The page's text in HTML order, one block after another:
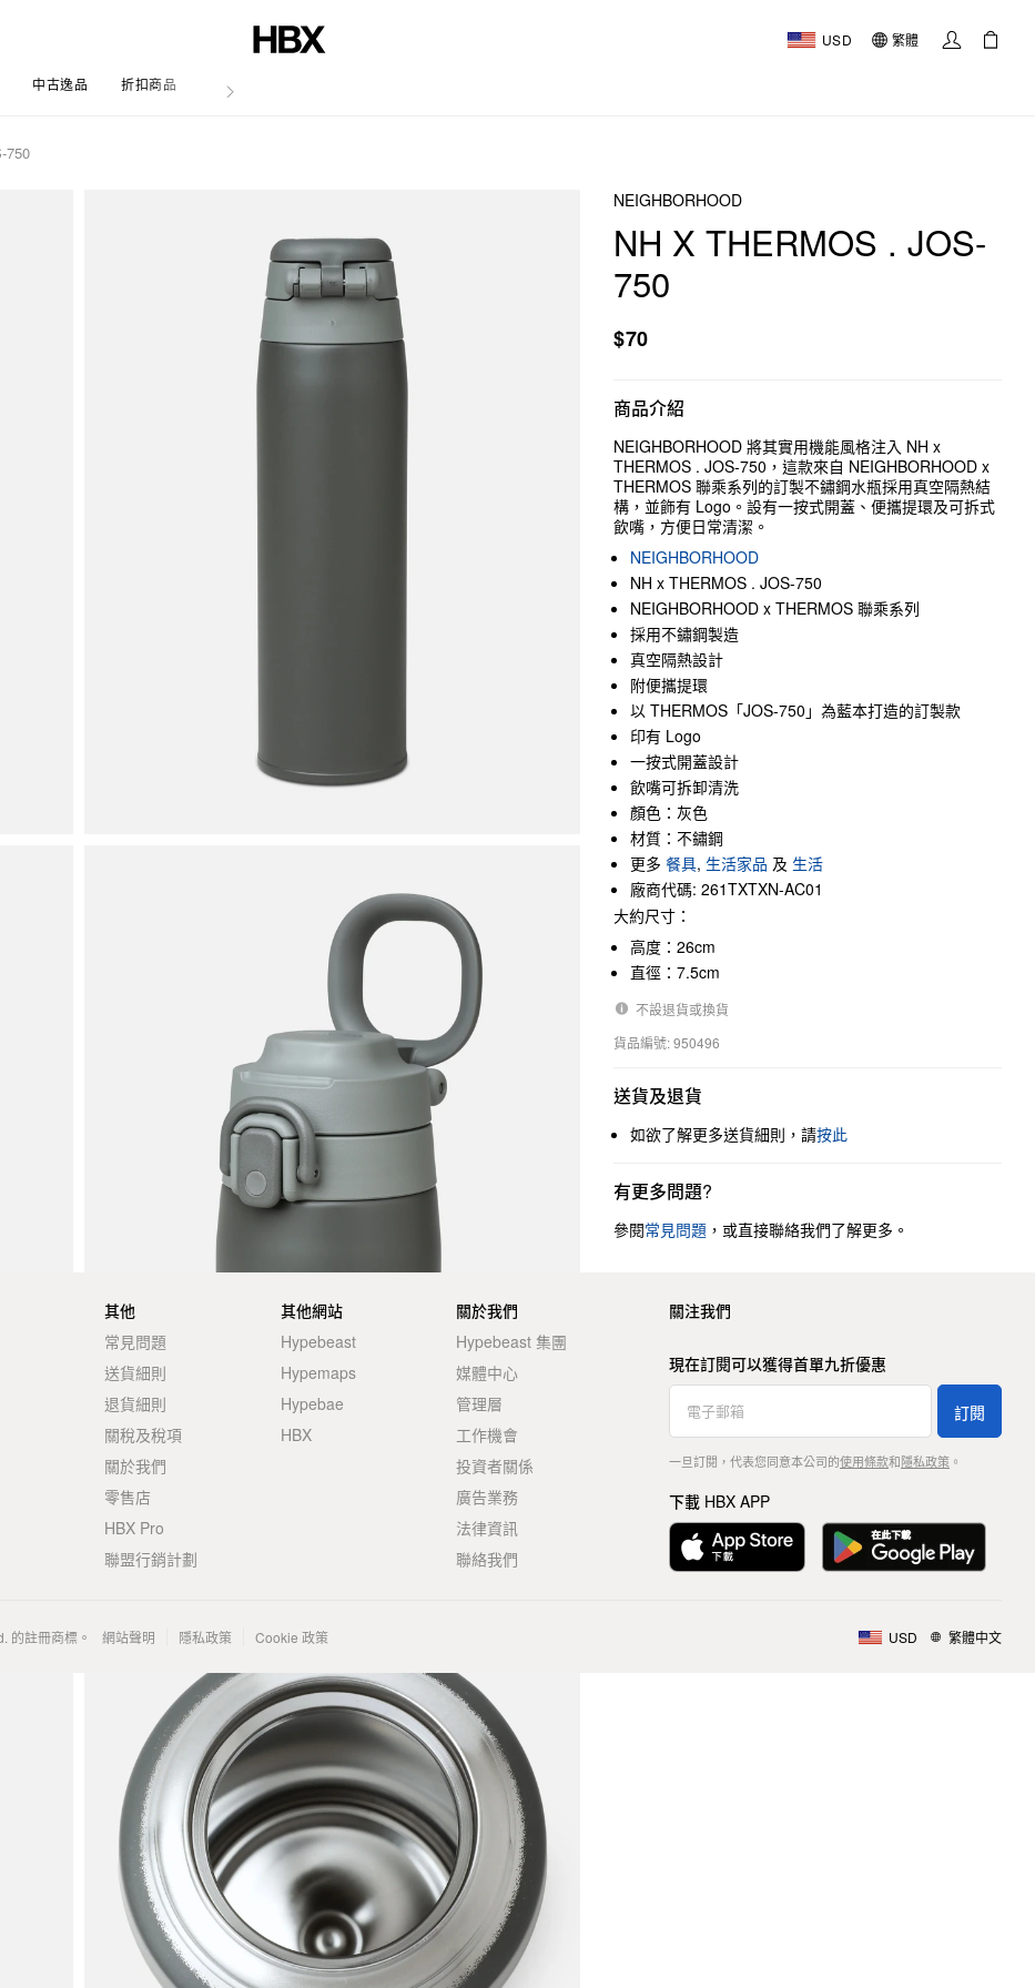
USD 繁體
中古逸品 折扣商品 文章
750
NEIGHBORHOOD
NH X THERMOS . JOS-
750
$70
商品介紹
NEIGHBORHOOD 將其實用機能風格注入 NH x
THERMOS . JOS-750，這款來自 NEIGHBORHOOD x
THERMOS 聯乘系列的訂製不鏽鋼水瓶採用真空隔熱結
構，並飾有 Logo。設有一按式開蓋、便攜提環及可拆式
飲嘴，方便日常清潔。
NEIGHBORHOOD
NH x THERMOS . JOS-750
NEIGHBORHOOD x THERMOS 聯乘系列
採用不鏽鋼製造
真空隔熱設計
附便攜提環
以 THERMOS「JOS-750」為藍本打造的訂製款
印有 Logo
一按式開蓋設計
飲嘴可拆卸清洗
顏色：灰色
材質：不鏽鋼
更多 餐具, 生活家品 及 生活
廠商代碼: 261TXTXN-AC01
大約尺寸：
高度：26cm
直徑：7.5cm
不設退貨或換貨
貨品編號: 950496
送貨及退貨
如欲了解更多送貨細則，請按此
有更多問題?
參閱常見問題 ，或直接聯絡我們了解更多。
其他
常見問題
送貨細則
退貨細則
關稅及稅項
關於我們
零售店
HBX Pro
聯盟行銷計劃
其他網站
Hypebeast
Hypemaps
Hypebae
HBX
關於我們
Hypebeast 集團
媒體中心
管理層
工作機會
投資者關係
廣告業務
法律資訊
聯絡我們
關注我們
現在訂閱可以獲得首單九折優惠
訂閱
一旦訂閱，代表您同意本公司的使用條款和隱私政策。
下載 HBX APP
的註冊商標。 網站聲明 隱私政策 Cookie 政策 USD 繁體中文